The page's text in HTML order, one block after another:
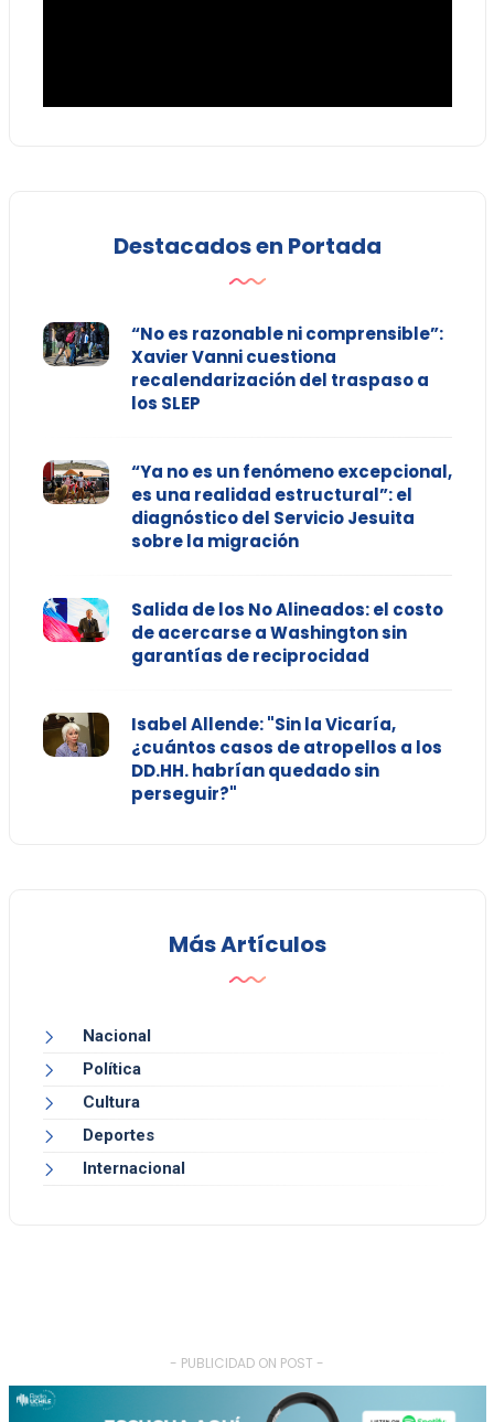
Destacados en Portada
“No es razonable ni comprensible”:
Xavier Vanni cuestiona
recalendarización del traspaso a
los SLEP
“Ya no es un fenómeno excepcional,
es una realidad estructural”: el
diagnóstico del Servicio Jesuita
sobre la migración
Salida de los No Alineados: el costo
de acercarse a Washington sin
garantías de reciprocidad
Isabel Allende: "Sin la Vicaría,
¿cuántos casos de atropellos a los
DD.HH. habrían quedado sin
perseguir?"
Más Artículos
Nacional
Política
Cultura
Deportes
Internacional
- PUBLICIDAD ON POST -